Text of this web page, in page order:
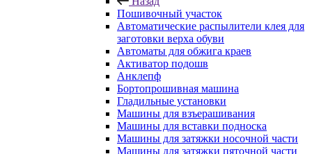
Пошивочный участок
Автоматические распылители клея для
заготовки верха обуви
Автоматы для обжига краев
Активатор подошв
Анклепф
Бортопрошивная машина
Гладильные установки
Машины для взъерашивания
Машины для вставки подноска
Машины для затяжки носочной части
Машины для затяжки пяточной части